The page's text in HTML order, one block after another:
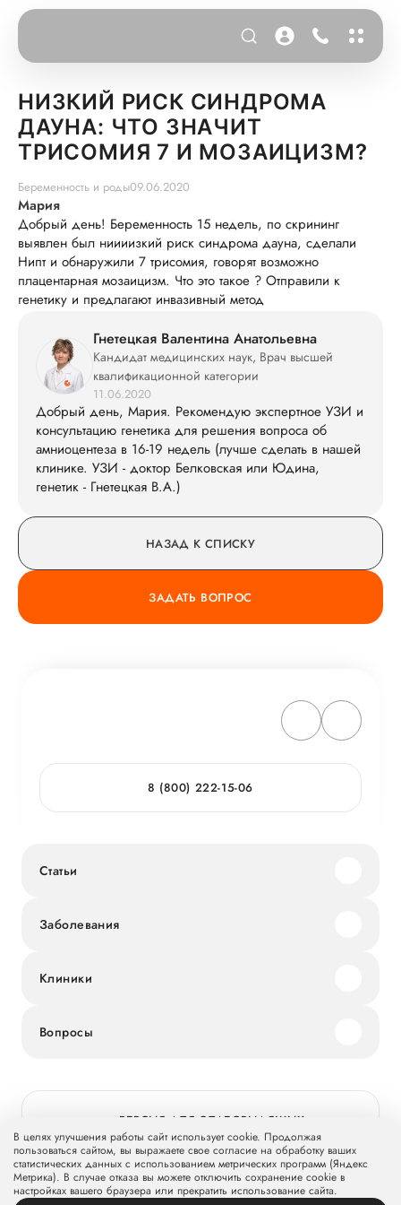
НИЗКИЙ РИСК СИНДРОМА
ДАУНА: ЧТО ЗНАЧИТ
ТРИСОМИЯ 7 И МОЗАИЦИЗМ?
Беременность и роды09.06.2020
Мария
Добрый день! Беременность 15 недель, по скрининг
выявлен был ниииизкий риск синдрома дауна, сделали
Нипт и обнаружили 7 трисомия, говорят возможно
плацентарная мозаицизм. Что это такое ? Отправили к
генетику и предлагают инвазивный метод
Гнетецкая Валентина Анатольевна
Кандидат медицинских наук, Врач высшей
квалификационной категории
11.06.2020
Добрый день, Мария. Рекомендую экспертное УЗИ и
консультацию генетика для решения вопроса об
амниоцентеза в 16-19 недель (лучше сделать в нашей
клинике. УЗИ - доктор Белковская или Юдина,
генетик - Гнетецкая В.А.)
НАЗАД К СПИСКУ
ЗАДАТЬ ВОПРОС
8 (800) 222-15-06
Статьи
Заболевания
Клиники
Вопросы
© 2026 Группа компаний «Мать и дитя» МКПАО «МД Медикал
Груп»mcclinics.ru. Все права защищены. ООО «ХАВЕН» входит в
ВЕРСИЯ ДЛЯ СЛАБОВИДЯЩИХ
В целях улучшения работы сайт использует cookie. Продолжая
пользоваться сайтом, вы выражаете свое согласие на обработку ваших
статистических данных с использованием метрических программ (Яндекс
Метрика). В случае отказа вы можете отключить сохранение cookie в
настройках вашего браузера или прекратить использование сайта.